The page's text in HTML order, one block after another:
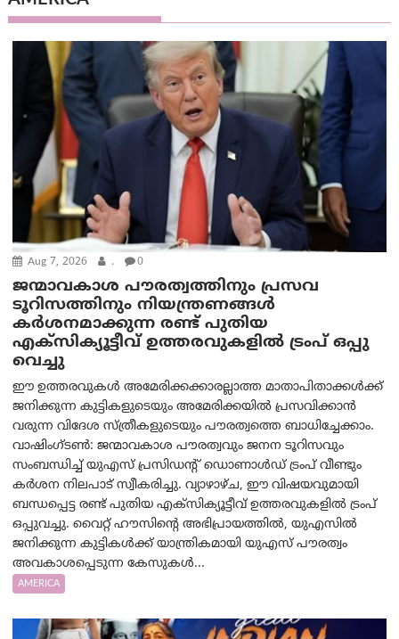
Aug 7, 2026 . 0
ജന്മാവകാശ പൗരത്വത്തിനും പ്രസവ
ടൂറിസത്തിനും നിയന്ത്രണങ്ങൾ
കർശനമാക്കുന്ന രണ്ട് പുതിയ
എക്സിക്യൂട്ടീവ് ഉത്തരവുകളിൽ ട്രംപ് ഒപ്പു
വെച്ചു
ഈ ഉത്തരവുകൾ അമേരിക്കക്കാരല്ലാത്ത മാതാപിതാക്കൾക്ക്
ജനിക്കുന്ന കുട്ടികളുടെയും അമേരിക്കയിൽ പ്രസവിക്കാൻ
വരുന്ന വിദേശ സ്ത്രീകളുടെയും പൗരത്വത്തെ ബാധിച്ചേക്കാം.
വാഷിംഗ്ടണ്‍: ജന്മാവകാശ പൗരത്വവും ജനന ടൂറിസവും
സംബന്ധിച്ച് യുഎസ് പ്രസിഡന്റ് ഡൊണാൾഡ് ട്രംപ് വീണ്ടും
കർശന നിലപാട് സ്വീകരിച്ചു. വ്യാഴാഴ്ച, ഈ വിഷയവുമായി
ബന്ധപ്പെട്ട രണ്ട് പുതിയ എക്സിക്യൂട്ടീവ് ഉത്തരവുകളിൽ ട്രംപ്
ഒപ്പുവച്ചു. വൈറ്റ് ഹൗസിന്റെ അഭിപ്രായത്തിൽ, യുഎസിൽ
ജനിക്കുന്ന കുട്ടികൾക്ക് യാന്ത്രികമായി യുഎസ് പൗരത്വം
അവകാശപ്പെടുന്ന കേസുകൾ...
AMERICA